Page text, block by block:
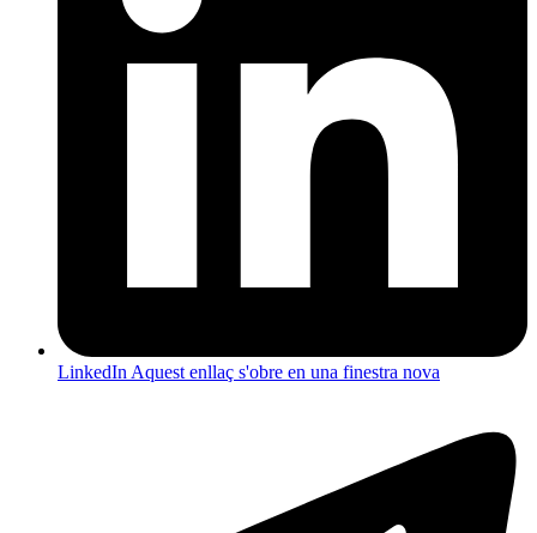
LinkedIn Aquest enllaç s'obre en una finestra nova